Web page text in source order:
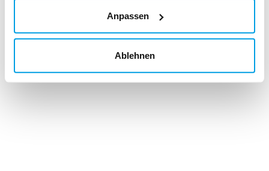
Anpassen
Ablehnen